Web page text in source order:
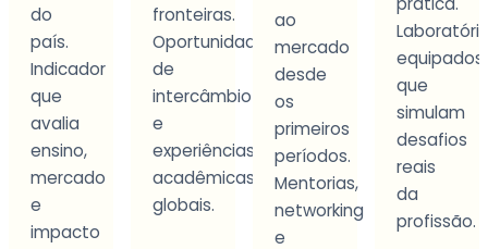
fronteiras.
Oportunidades
de
intercâmbio
e
experiências
acadêmicas
globais.
ao
mercado
desde
os
primeiros
períodos.
Mentorias,
networking
Laboratórios
equipados
que
simulam
desafios
reais
da
profissão.
concretas.
Projetos
e
que
autonomia
e